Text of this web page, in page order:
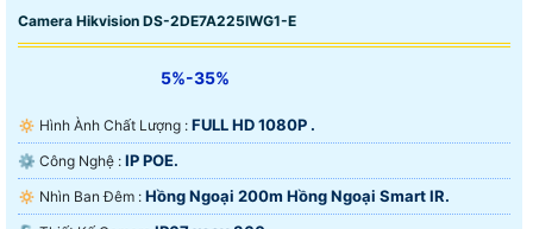
Camera Hikvision DS-2DE7A225IWG1-E
5%-35%
🔅 Hình Ành Chất Lượng : FULL HD 1080P .
⚙ Công Nghệ : IP POE.
🔅 Nhìn Ban Đêm : Hồng Ngoại 200m Hồng Ngoại Smart IR.